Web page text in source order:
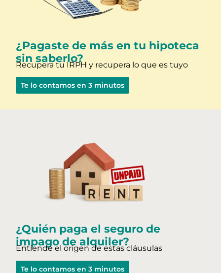
¿Pagaste de más en tu hipoteca
sin saberlo?
Recupera tu IRPH y recupera lo que es tuyo
Te lo contamos en 3 minutos
¿Quién paga el seguro de
impago de alquiler?
Entiende el origen de estas cláusulas
Te lo contamos en 3 minutos